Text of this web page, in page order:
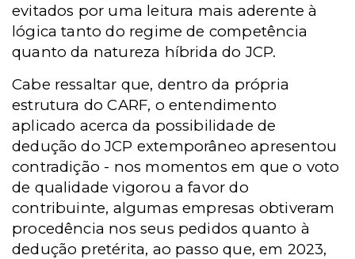
evitados por uma leitura mais aderente à
lógica tanto do regime de competência
quanto da natureza híbrida do JCP.
Cabe ressaltar que, dentro da própria
estrutura do CARF, o entendimento
aplicado acerca da possibilidade de
dedução do JCP extemporâneo apresentou
contradição - nos momentos em que o voto
de qualidade vigorou a favor do
contribuinte, algumas empresas obtiveram
procedência nos seus pedidos quanto à
dedução pretérita, ao passo que, em 2023,